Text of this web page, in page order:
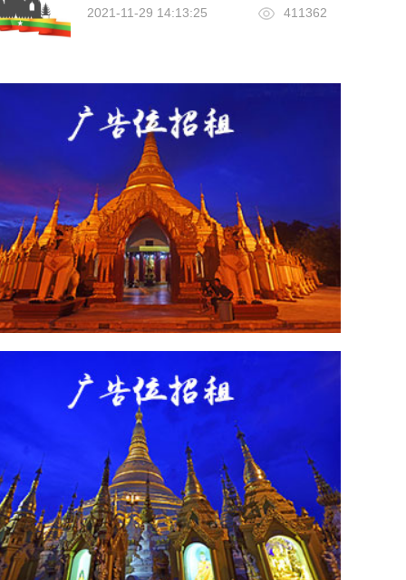
2021-11-29 14:13:25 411362